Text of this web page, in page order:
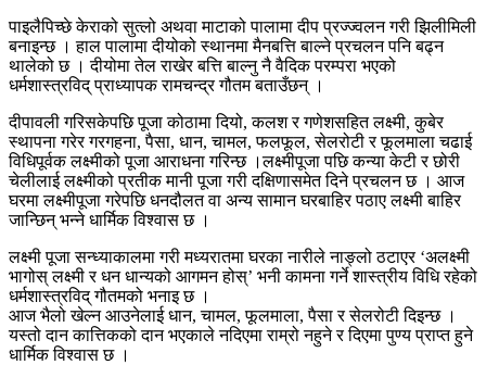
पाइलैपिच्छे केराको सुत्लो अथवा माटाको पालामा दीप प्रज्ज्वलन गरी झिलीमिली
बनाइन्छ । हाल पालामा दीयोको स्थानमा मैनबत्ति बाल्ने प्रचलन पनि बढ्न
थालेको छ । दीयोमा तेल राखेर बत्ति बाल्नु नै वैदिक परम्परा भएको
धर्मशास्त्रविद् प्राध्यापक रामचन्द्र गौतम बताउँछन् ।
दीपावली गरिसकेपछि पूजा कोठामा दियो, कलश र गणेशसहित लक्ष्मी, कुबेर
स्थापना गरेर गरगहना, पैसा, धान, चामल, फलफूल, सेलरोटी र फूलमाला चढाई
विधिपूर्वक लक्ष्मीको पूजा आराधना गरिन्छ ।लक्ष्मीपूजा पछि कन्या केटी र छोरी
चेलीलाई लक्ष्मीको प्रतीक मानी पूजा गरी दक्षिणासमेत दिने प्रचलन छ । आज
घरमा लक्ष्मीपूजा गरेपछि धनदौलत वा अन्य सामान घरबाहिर पठाए लक्ष्मी बाहिर
जान्छिन् भन्ने धार्मिक विश्वास छ ।
लक्ष्मी पूजा सन्ध्याकालमा गरी मध्यरातमा घरका नारीले नाङ्लो ठटाएर ‘अलक्ष्मी
भागोस् लक्ष्मी र धन धान्यको आगमन होस्’ भनी कामना गर्ने शास्त्रीय विधि रहेको
धर्मशास्त्रविद् गौतमको भनाइ छ ।
आज भैलो खेल्न आउनेलाई धान, चामल, फूलमाला, पैसा र सेलरोटी दिइन्छ ।
यस्तो दान कात्तिकको दान भएकाले नदिएमा राम्रो नहुने र दिएमा पुण्य प्राप्त हुने
धार्मिक विश्वास छ ।